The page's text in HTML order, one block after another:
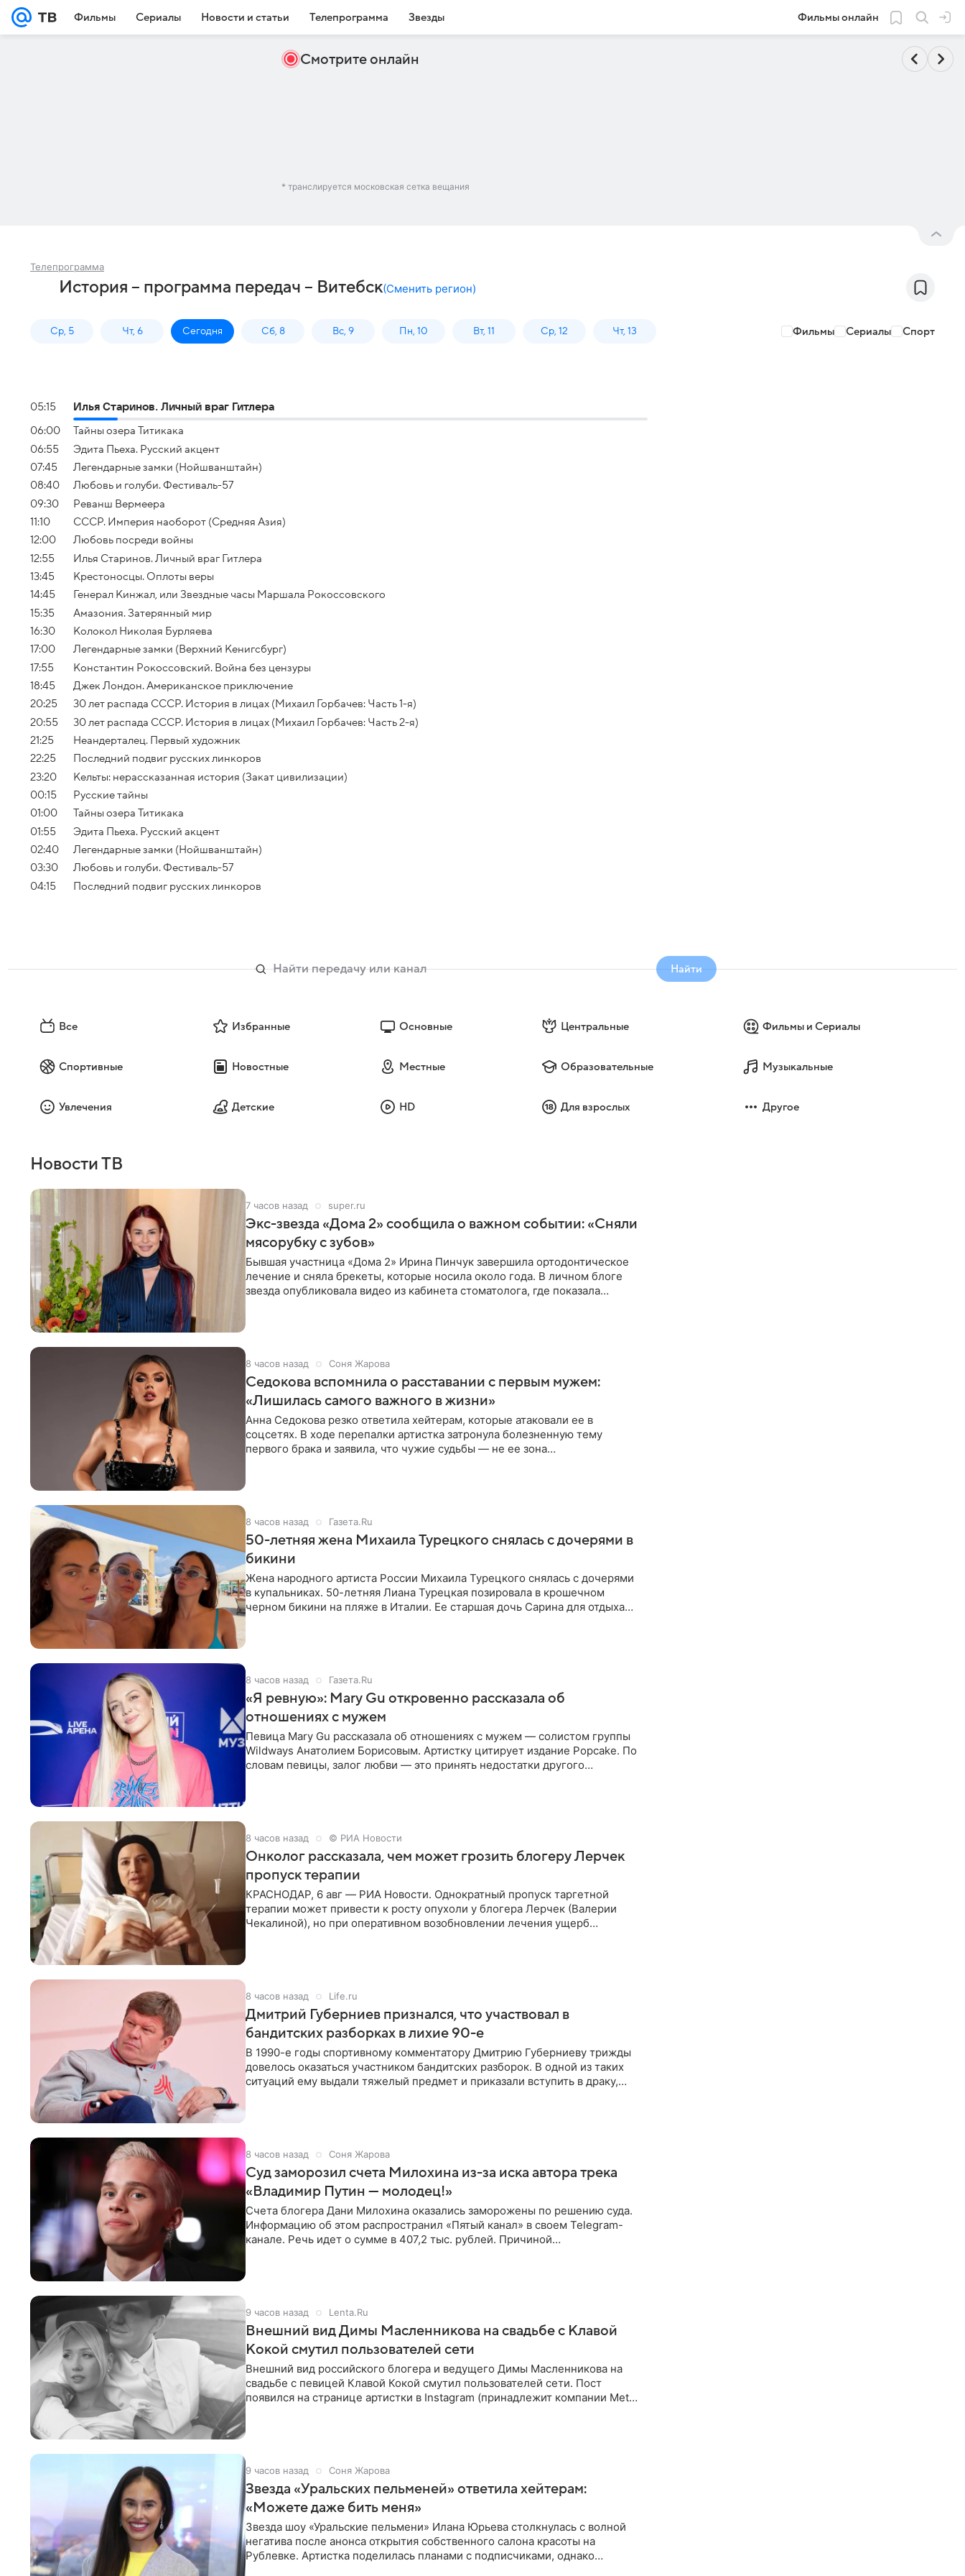
Фильмы Сериалы Новости и статьи Телепрограмма Звезды Фильмы онлайн
Смотрите онлайн
* транслируется московская сетка вещания
Телепрограмма
История – программа передач – Витебск(Сменить регион)
Ср, 5 Чт, 6 Сегодня Сб, 8 Вс, 9 Пн, 10 Вт, 11 Ср, 12 Чт, 13 Фильмы Сериалы Спорт
05:15 Илья Старинов. Личный враг Гитлера
06:00
Тайны озера Титикака
06:55
Эдита Пьеха. Русский акцент
07:45
Легендарные замки (Нойшванштайн)
08:40
Любовь и голуби. Фестиваль-57
09:30
Реванш Вермеера
11:10
СССР. Империя наоборот (Средняя Азия)
12:00
Любовь посреди войны
12:55
Илья Старинов. Личный враг Гитлера
13:45
Крестоносцы. Оплоты веры
14:45
Генерал Кинжал, или Звездные часы Маршала Рокоссовского
15:35
Амазония. Затерянный мир
16:30
Колокол Николая Бурляева
17:00
Легендарные замки (Верхний Кенигсбург)
17:55
Константин Рокоссовский. Война без цензуры
18:45
Джек Лондон. Американское приключение
20:25
30 лет распада СССР. История в лицах (Михаил Горбачев: Часть 1-я)
20:55
30 лет распада СССР. История в лицах (Михаил Горбачев: Часть 2-я)
21:25
Неандерталец. Первый художник
22:25
Последний подвиг русских линкоров
23:20
Кельты: нерассказанная история (Закат цивилизации)
00:15
Русские тайны
01:00
Тайны озера Титикака
01:55
Эдита Пьеха. Русский акцент
02:40
Легендарные замки (Нойшванштайн)
03:30
Любовь и голуби. Фестиваль-57
04:15
Последний подвиг русских линкоров
Найти
Все Избранные Основные Центральные Фильмы и Сериалы
Спортивные Новостные Местные Образовательные Музыкальные
Увлечения Детские HD Для взрослых Другое
Новости ТВ
7 часов назад super.ru
Экс-звезда «Дома 2» сообщила о важном событии: «Сняли
мясорубку с зубов»
Бывшая участница «Дома 2» Ирина Пинчук завершила ортодонтическое
лечение и сняла брекеты, которые носила около года. В личном блоге
звезда опубликовала видео из кабинета стоматолога, где показала
8 часов назад Соня Жарова
Седокова вспомнила о расставании с первым мужем:
«Лишилась самого важного в жизни»
Анна Седокова резко ответила хейтерам, которые атаковали ее в
соцсетях. В ходе перепалки артистка затронула болезненную тему
первого брака и заявила, что чужие судьбы — не ее зона
8 часов назад Газета.Ru
50-летняя жена Михаила Турецкого снялась с дочерями в
бикини
Жена народного артиста России Михаила Турецкого снялась с дочерями
в купальниках. 50-летняя Лиана Турецкая позировала в крошечном
черном бикини на пляже в Италии. Ее старшая дочь Сарина для отдыха
8 часов назад Газета.Ru
«Я ревную»: Mary Gu откровенно рассказала об
отношениях с мужем
Певица Mary Gu рассказала об отношениях с мужем — солистом группы
Wildways Анатолием Борисовым. Артистку цитирует издание Popcake. По
словам певицы, залог любви — это принять недостатки другого
8 часов назад © РИА Новости
Онколог рассказала, чем может грозить блогеру Лерчек
пропуск терапии
КРАСНОДАР, 6 авг — РИА Новости. Однократный пропуск таргетной
терапии может привести к росту опухоли у блогера Лерчек (Валерии
Чекалиной), но при оперативном возобновлении лечения ущерб
8 часов назад Life.ru
Дмитрий Губерниев признался, что участвовал в
бандитских разборках в лихие 90-е
В 1990-е годы спортивному комментатору Дмитрию Губерниеву трижды
довелось оказаться участником бандитских разборок. В одной из таких
ситуаций ему выдали тяжелый предмет и приказали вступить в драку,
8 часов назад Соня Жарова
Суд заморозил счета Милохина из-за иска автора трека
«Владимир Путин — молодец!»
Счета блогера Дани Милохина оказались заморожены по решению суда.
Информацию об этом распространил «Пятый канал» в своем Telegram-
канале. Речь идет о сумме в 407,2 тыс. рублей. Причиной
9 часов назад Lenta.Ru
Внешний вид Димы Масленникова на свадьбе с Клавой
Кокой смутил пользователей сети
Внешний вид российского блогера и ведущего Димы Масленникова на
свадьбе с певицей Клавой Кокой смутил пользователей сети. Пост
появился на странице артистки в Instagram (принадлежит компании Meta,
9 часов назад Соня Жарова
Звезда «Уральских пельменей» ответила хейтерам:
«Можете даже бить меня»
Звезда шоу «Уральские пельмени» Илана Юрьева столкнулась с волной
негатива после анонса открытия собственного салона красоты на
Рублевке. Артистка поделилась планами с подписчиками, однако